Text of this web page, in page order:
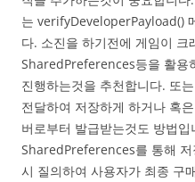
는 verifyDeveloperPayload()
다. 소진을 하기전에 게임이 크
SharedPreferences등을 활용
진행하는것을 추천합니다. 또
전달하여 저장하게 하거나 혹
버로부터 발급받는것도 방법
SharedPreferences를 통해
시 질의하여 사용자가 최종 구